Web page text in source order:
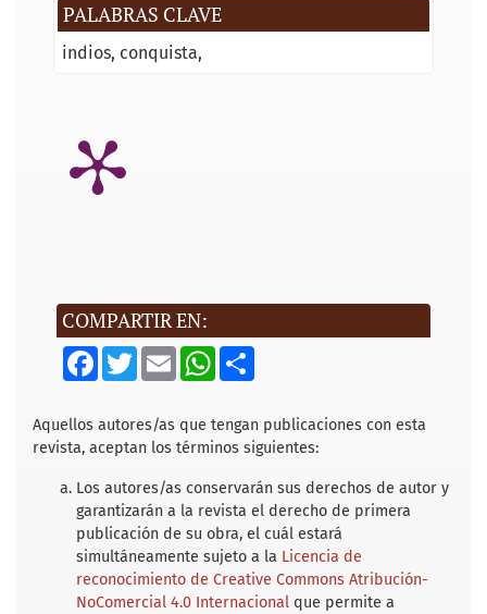
PALABRAS CLAVE
indios conquista
COMPARTIR EN:
F
a
b
o
o
T
w
t
e
r
E
m
l
W
s
A
p
S
e
Aquellos autores/as que tengan publicaciones con esta
revista, aceptan los términos siguientes:
Los autores/as conservarán sus derechos de autor y
garantizarán a la revista el derecho de primera
publicación de su obra, el cuál estará
simultáneamente sujeto a la Licencia de
reconocimiento de Creative Commons Atribución-
NoComercial 4.0 Internacional que permite a